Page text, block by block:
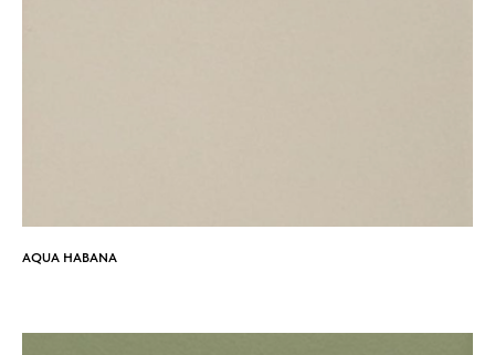
AQUA HABANA